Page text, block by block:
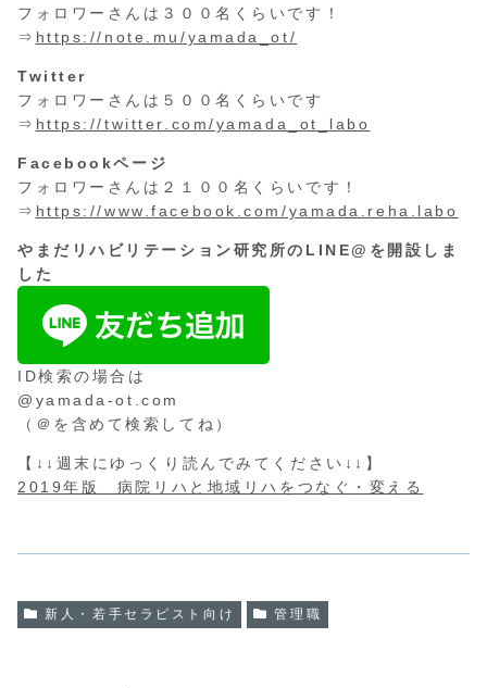
フォロワーさんは３００名くらいです！
⇒ https://note.mu/yamada_ot/
Twitter
フォロワーさんは５００名くらいです
⇒ https://twitter.com/yamada_ot_labo
Facebookページ
フォロワーさんは２１００名くらいです！
⇒ https://www.facebook.com/yamada.reha.labo
やまだリハビリテーション研究所のLINE@を開設しま
した
ID検索の場合は
@yamada-ot.com
（＠を含めて検索してね）
【↓↓週末にゆっくり読んでみてください↓↓】
2019年版 病院リハと地域リハをつなぐ・変える
新人・若手セラピスト向け 管理職